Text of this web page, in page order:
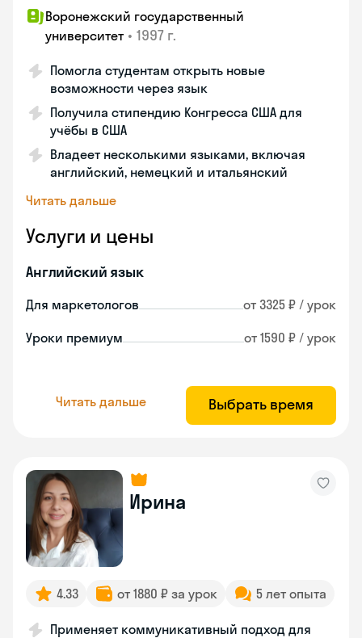
Воронежский государственный
университет • 1997 г.
Помогла студентам открыть новые
возможности через язык
Получила стипендию Конгресса США для
учёбы в США
Владеет несколькими языками, включая
английский, немецкий и итальянский
Читать дальше
Услуги и цены
Английский язык
Для маркетологов от 3325 ₽ / урок
Уроки премиум от 1590 ₽ / урок
Читать дальше Выбрать время
Ирина
4.33 от 1880 ₽ за урок 5 лет опыта
Применяет коммуникативный подход для